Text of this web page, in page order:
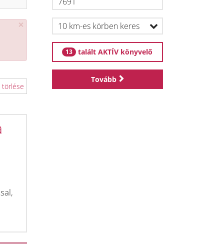
×
törlése
13 talált AKTÍV könyvelő
Tovább